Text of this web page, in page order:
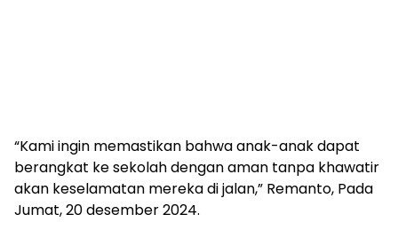
“Kami ingin memastikan bahwa anak-anak dapat
berangkat ke sekolah dengan aman tanpa khawatir
akan keselamatan mereka di jalan,” Remanto, Pada
Jumat, 20 desember 2024.